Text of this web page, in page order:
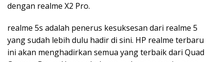
dengan realme X2 Pro.
realme 5s adalah penerus kesuksesan dari realme 5
yang sudah lebih dulu hadir di sini. HP realme terbaru
ini akan menghadirkan semua yang terbaik dari Quad